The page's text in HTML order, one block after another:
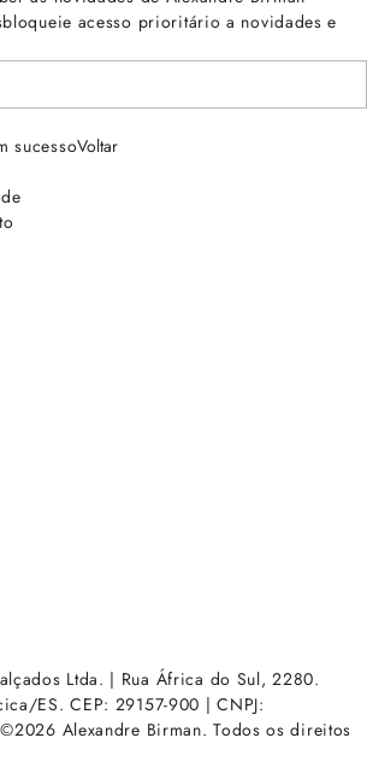
acesso prioritário a novidades e
sucessoVoltar
Ltda. | Rua África do Sul, 2280.
ES. CEP: 29157-900 | CNPJ:
©2026 Alexandre Birman. Todos os direitos